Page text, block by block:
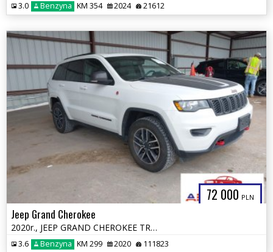
3.0 Benzyna KM 354 2024 21612
72 000 PLN
Jeep Grand Cherokee
2020r., JEEP GRAND CHEROKEE TRAILHAWK 4X4, 3.6L, od ubezpieczalni
3.6 Benzyna KM 299 2020 111823